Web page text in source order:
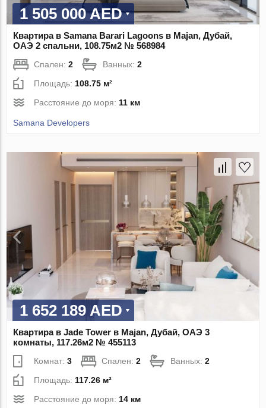
1 505 000 AED
Квартира в Samana Barari Lagoons в Majan, Дубай,
ОАЭ 2 спальни, 108.75м2 № 568984
Спален:2 Ванных:2
Площадь: 108.75 м²
Расстояние до моря: 11 км
Samana Developers
1 652 189 AED
Квартира в Jade Tower в Majan, Дубай, ОАЭ 3
комнаты, 117.26м2 № 455113
Комнат:3 Спален:2 Ванных:2
Площадь: 117.26 м²
Расстояние до моря: 14 км